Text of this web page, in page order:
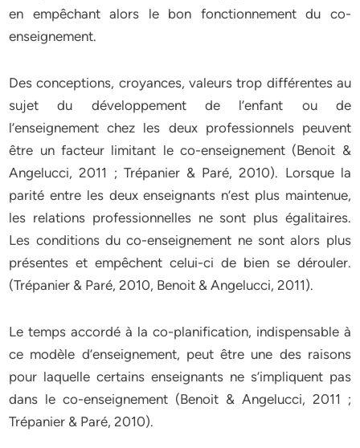
en empêchant alors le bon fonctionnement du co-
enseignement.
Des conceptions, croyances, valeurs trop différentes au
sujet du développement de l’enfant ou de
l’enseignement chez les deux professionnels peuvent
être un facteur limitant le co-enseignement (Benoit &
Angelucci, 2011 ; Trépanier & Paré, 2010). Lorsque la
parité entre les deux enseignants n’est plus maintenue,
les relations professionnelles ne sont plus égalitaires.
Les conditions du co-enseignement ne sont alors plus
présentes et empêchent celui-ci de bien se dérouler.
(Trépanier & Paré, 2010, Benoit & Angelucci, 2011).
Le temps accordé à la co-planification, indispensable à
ce modèle d’enseignement, peut être une des raisons
pour laquelle certains enseignants ne s’impliquent pas
dans le co-enseignement (Benoit & Angelucci, 2011 ;
Trépanier & Paré, 2010).